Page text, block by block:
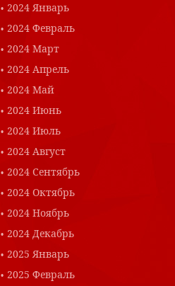
2024 Январь
2024 Февраль
2024 Март
2024 Апрель
2024 Май
2024 Июнь
2024 Июль
2024 Август
2024 Сентябрь
2024 Октябрь
2024 Ноябрь
2024 Декабрь
2025 Январь
2025 Февраль